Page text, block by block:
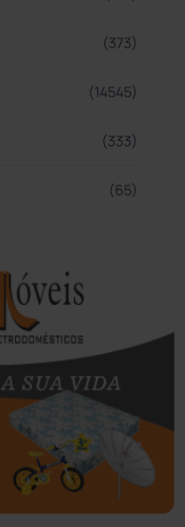
(373)
(14545)
(333)
(65)
(72)
(7679)
(31955)